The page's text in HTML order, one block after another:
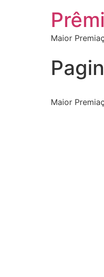
Maior
Maior